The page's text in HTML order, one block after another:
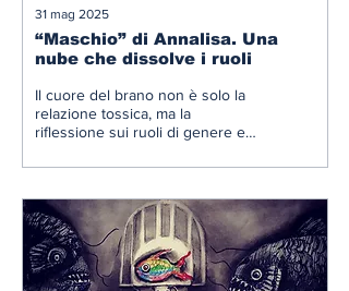
31 mag 2025
“Maschio” di Annalisa. Una
nube che dissolve i ruoli
Il cuore del brano non è solo la
relazione tossica, ma la
riflessione sui ruoli di genere e
permeano la società.